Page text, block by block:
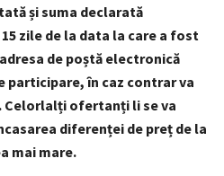
și suma declarată
zile de la data la care a fost
de poștă electronică
participare, în caz contrar va
Celorlalți ofertanți li se va
diferenței de preț de la
mai mare.